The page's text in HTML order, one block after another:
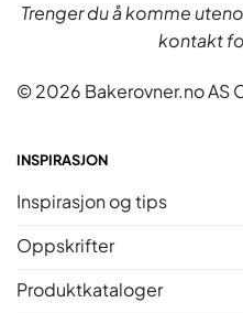
Trenger du å komme
kontakt
© 2026 Bakerovner.no AS
INSPIRASJON
Inspirasjon og tips
Oppskrifter
Produktkataloger